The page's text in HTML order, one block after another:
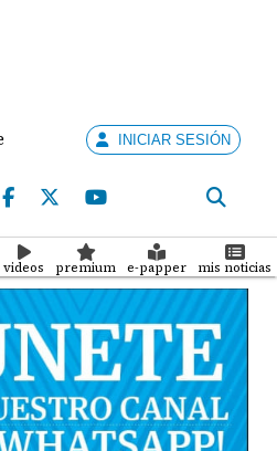
Entidades no
INICIAR SESIÓN
videos premium e-papper mis noticias